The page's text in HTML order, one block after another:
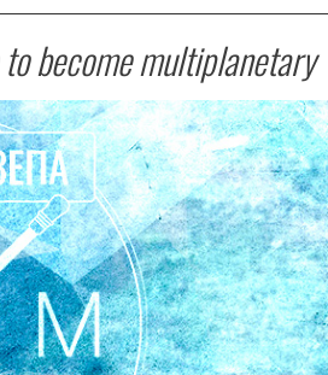
become multiplanetary